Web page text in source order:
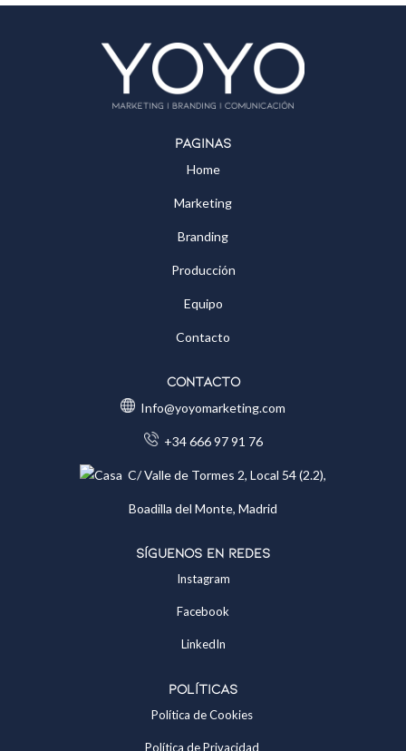
Páginas
Home
Marketing
Branding
Producción
Equipo
Contacto
Contacto
Info@yoyomarketing.com
+34 666 97 91 76
C/ Valle de Tormes 2, Local 54 (2.2),
Boadilla del Monte, Madrid
Síguenos en redes
Instagram
Facebook
LinkedIn
Políticas
Política de Cookies
Política de Privacidad